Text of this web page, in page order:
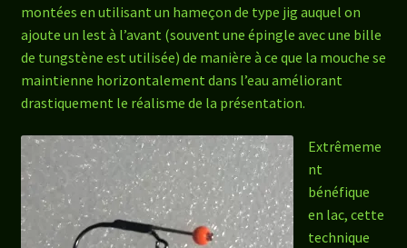
montées en utilisant un hameçon de type jig auquel on
ajoute un lest à l’avant (souvent une épingle avec une bille
de tungstène est utilisée) de manière à ce que la mouche se
maintienne horizontalement dans l’eau améliorant
drastiquement le réalisme de la présentation.
Extrêmeme
nt
bénéfique
en lac, cette
technique